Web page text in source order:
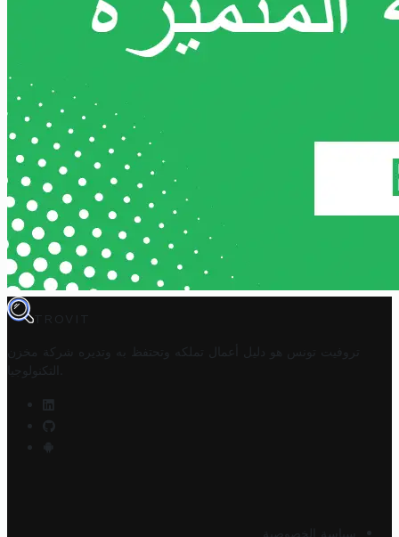
TROVIT
تروفيت تونس هو دليل أعمال تملكه وتحتفظ به وتديره
شركة مخزن
التكنولوجيا
سياسة الخصوصية